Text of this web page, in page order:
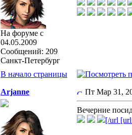
На форуме с
04.05.2009
Сообщений: 209
Санкт-Петербург
В начало страницы
Arjanne Пт Мар 31,
Вечерние
[/url